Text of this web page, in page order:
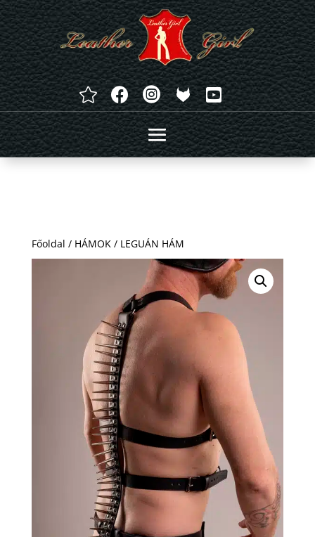
   
Főoldal / HÁMOK/ LEGUÁN HÁM